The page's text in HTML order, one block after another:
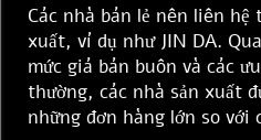
Các nhà bán lẻ nên liên
xuất, ví dụ như JIN DA.
mức giá bán buôn và các
thường, các nhà sản xuất
những đơn hàng lớn so với